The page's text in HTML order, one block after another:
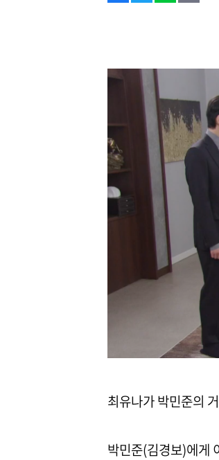
최유나가 박민준의
박민준(김경보)에게